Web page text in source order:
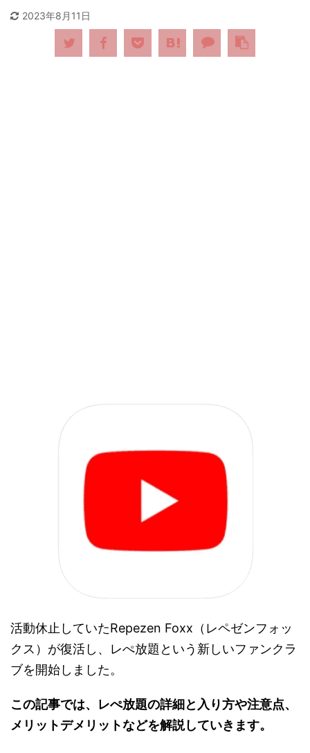
2023年8月11日
活動休止していたRepezen Foxx（レペゼンフォッ
クス）が復活し、レぺ放題という新しいファンクラ
ブを開始しました。
この記事では、レぺ放題の詳細と入り方や注意点、
メリットデメリットなどを解説していきます。